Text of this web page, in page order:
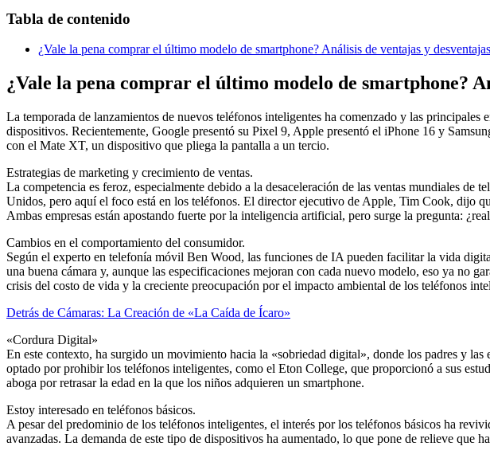
Tabla de contenido
¿Vale la pena comprar el último modelo de smartphone? Análisis de ventajas y
¿Vale la pena comprar el último modelo de smartphone?
La temporada de lanzamientos de nuevos teléfonos inteligentes ha comenzado y las
dispositivos. Recientemente, Google presentó su Pixel 9, Apple presentó el iPhone 16 y
con el Mate XT, un dispositivo que pliega la pantalla a un tercio.
Estrategias de marketing y crecimiento de ventas.
La competencia es feroz, especialmente debido a la desaceleración de las ventas mundiales de
Unidos, pero aquí el foco está en los teléfonos. El director ejecutivo de Apple, Tim Cook, dijo
Ambas empresas están apostando fuerte por la inteligencia artificial, pero surge la pregunta:
Cambios en el comportamiento del consumidor.
Según el experto en telefonía móvil Ben Wood, las funciones de IA pueden facilitar la vida
una buena cámara y, aunque las especificaciones mejoran con cada nuevo modelo, eso ya no
crisis del costo de vida y la creciente preocupación por el impacto ambiental de los teléfonos
Detrás de Cámaras: La Creación de «La Caída de Ícaro»
«Cordura Digital»
En este contexto, ha surgido un movimiento hacia la «sobriedad digital», donde los padres y
optado por prohibir los teléfonos inteligentes, como el Eton College, que proporcionó a sus
aboga por retrasar la edad en la que los niños adquieren un smartphone.
Estoy interesado en teléfonos básicos.
A pesar del predominio de los teléfonos inteligentes, el interés por los teléfonos básicos ha
avanzadas. La demanda de este tipo de dispositivos ha aumentado, lo que pone de relieve que